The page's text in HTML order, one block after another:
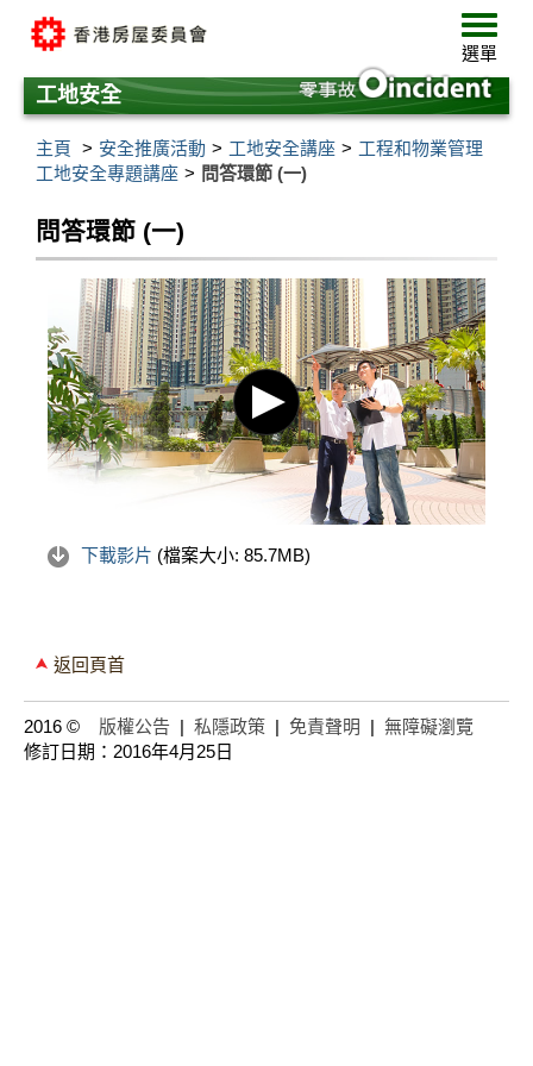
要
內
選
單
選單
工地安全
主頁 安全推廣活動 工地安全講座
工程和物業管理
工地安全專題講座
問答環節 (一)
問答環節 (一)
下載影片 (檔案大小: 85.7MB)
返回頁首
2016 © 版權公告 | 私隱政策 | 免責聲明 | 無障礙瀏覽
修訂日期：2016年4月25日